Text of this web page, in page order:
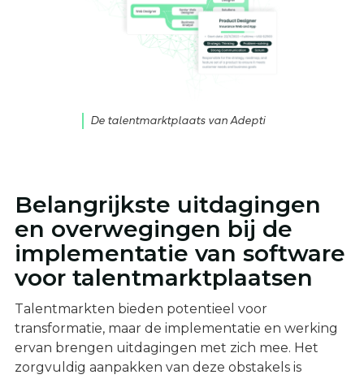
De talentmarktplaats van Adepti
Belangrijkste uitdagingen
en overwegingen bij de
implementatie van software
voor talentmarktplaatsen
Talentmarkten bieden potentieel voor
transformatie, maar de implementatie en werking
ervan brengen uitdagingen met zich mee. Het
zorgvuldig aanpakken van deze obstakels is